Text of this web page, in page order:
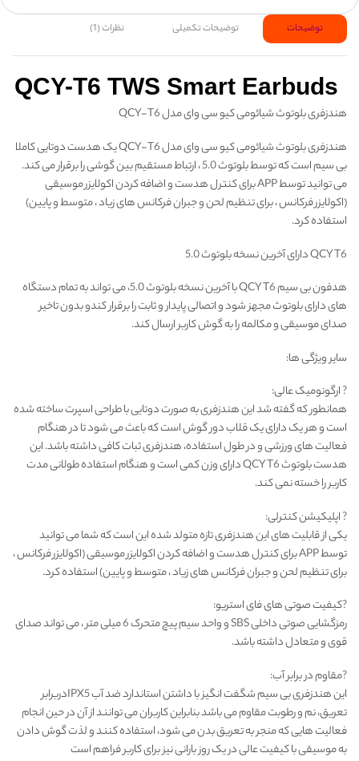
توضیحات توضیحات تکمیلی نظرات (1)
هندزفری بلوتوث شیائومی کیو سی وای مدل QCY-T6
هندزفری بلوتوث شیائومی کیو سی وای مدل QCY-T6 یک هدست دوتایی کاملا
بی سیم است که توسط بلوتوث 5.0 ، ارتباط مستقیم بین گوشی را برقرار می کند.
می توانید توسط APP برای کنترل هدست و اضافه کردن اکولایزر موسیقی
(اکولایزر فرکانس ، برای تنظیم لحن و جبران فرکانس های زیاد ، متوسط و پایین)
استفاده کرد.
QCY T6 دارای آخرین نسخه بلوتوث 5.0
هدفون بی سیم QCY T6 با آخرین نسخه بلوتوث 5.0، می تواند به تمام دستگاه
های دارای بلوتوث مجهز شود و اتصالی پایدار و ثابت را برقرار کندو بدون تاخیر
صدای موسیقی و مکالمه را به گوش کاربر ارسال کند.
سایر ویژگی ها:
? ارگونومیک عالی:
همانطور که گفته شد این هندزفری به صورت دوتایی با طراحی اسپرت ساخته شده
است و هر یک دارای یک قلاب دور گوش است که باعث می شود تا در هنگام
فعالیت های ورزشی و در طول استفاده، هندزفری ثبات کافی داشته باشد. این
هدست بلوتوث QCY T6 دارای وزن کمی است و هنگام استفاده طولانی مدت
کاربر را خسته نمی کند.
? اپلیکیشن کنترلی:
یکی از قابلیت های این هندزفری تازه متولد شده این است که شما می توانید
توسط APP برای کنترل هدست و اضافه کردن اکولایزر موسیقی (اکولایزر فرکانس ،
برای تنظیم لحن و جبران فرکانس های زیاد ، متوسط و پایین) استفاده کرد.
?کیفیت صوتی های فای استریو:
رمزگشایی صوتی داخلی SBS و واحد سیم پیچ متحرک 6 میلی متر ، می تواند صدای
قوی و متعادل داشته باشد.
?مقاوم در برابر آب:
این هندزفری بی سیم شگفت انگیز با داشتن استاندارد ضد آب IPX5دربرابر
تعریق، نم و رطوبت مقاوم می باشد بنابراین کاربران می توانند از آن در حین انجام
فعالیت هایی که منجر به تعریق بدن می شود، استفاده کنند و لذت گوش دادن
به موسیقی با کیفیت عالی در یک روز بارانی نیز برای کاربر فراهم است